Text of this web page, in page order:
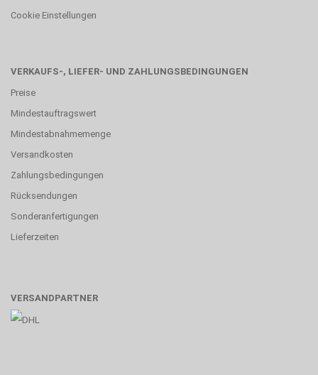
Cookie Einstellungen
VERKAUFS-, LIEFER- UND ZAHLUNGSBEDINGUNGEN
Preise
Mindestauftragswert
Mindestabnahmemenge
Versandkosten
Zahlungsbedingungen
Rücksendungen
Sonderanfertigungen
Lieferzeiten
VERSANDPARTNER